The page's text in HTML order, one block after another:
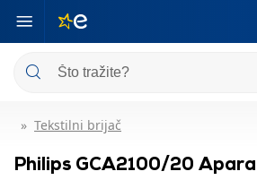
Tekstilni brijač
Philips GCA2100/20